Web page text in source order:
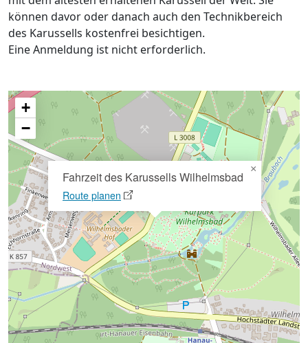
können davor oder danach auch den Technikbereich
des Karussells kostenfrei besichtigen.
Eine Anmeldung ist nicht erforderlich.
Fahrzeit des Karussells Wilhelmsbad
Route planen
×
+
−